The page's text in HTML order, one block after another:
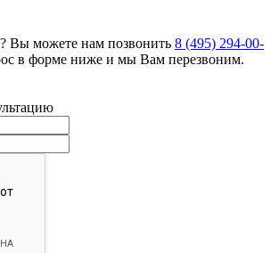
Вы можете нам позвонить 8 (495) 294-00-
в форме ниже и мы Вам перезвоним.